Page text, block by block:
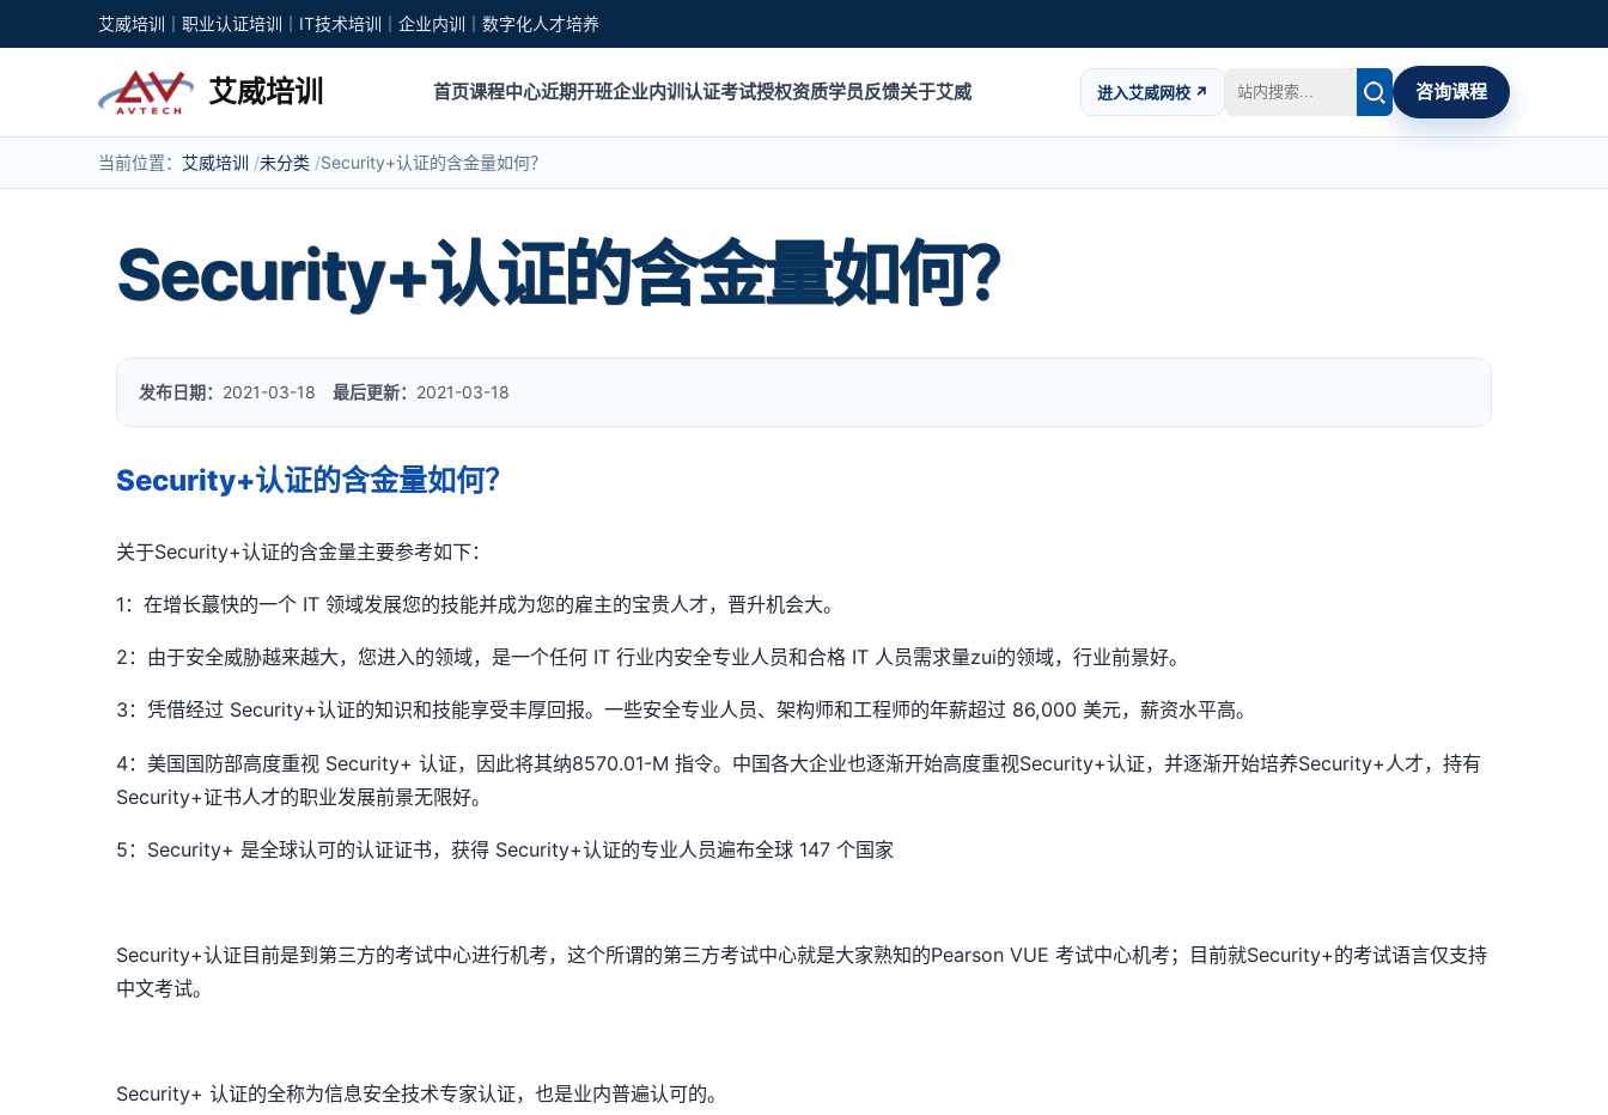
艾威培训｜职业认证培训｜IT技术培训｜企业内训｜数字化人才培养
艾威培训 首页课程中心近期开班企业内训认证考试授权资质学员反馈关于艾威 进入艾威网校 ↗ 咨询课程
当前位置： 艾威培训 未分类 Security+认证的含金量如何？
Security+认证的含金量如何？
发布日期： 2021-03-18最后更新： 2021-03-18
Security+认证的含金量如何？
关于Security+认证的含金量主要参考如下：
1：在增长蕞快的一个 IT 领域发展您的技能并成为您的雇主的宝贵人才，晋升机会大。
2：由于安全威胁越来越大，您进入的领域，是一个任何 IT 行业内安全专业人员和合格 IT 人员需求量zui的领域，行业前景好。
3：凭借经过 Security+认证的知识和技能享受丰厚回报。一些安全专业人员、架构师和工程师的年薪超过 86,000 美元，薪资水平高。
4：美国国防部高度重视 Security+ 认证，因此将其纳8570.01-M 指令。中国各大企业也逐渐开始高度重视Security+认证，并逐渐开始培养Security+人才，持有
Security+证书人才的职业发展前景无限好。
5：Security+ 是全球认可的认证证书，获得 Security+认证的专业人员遍布全球 147 个国家
Security+认证目前是到第三方的考试中心进行机考，这个所谓的第三方考试中心就是大家熟知的Pearson VUE 考试中心机考；目前就Security+的考试语言仅支持
中文考试。
Security+ 认证的全称为信息安全技术专家认证，也是业内普遍认可的。